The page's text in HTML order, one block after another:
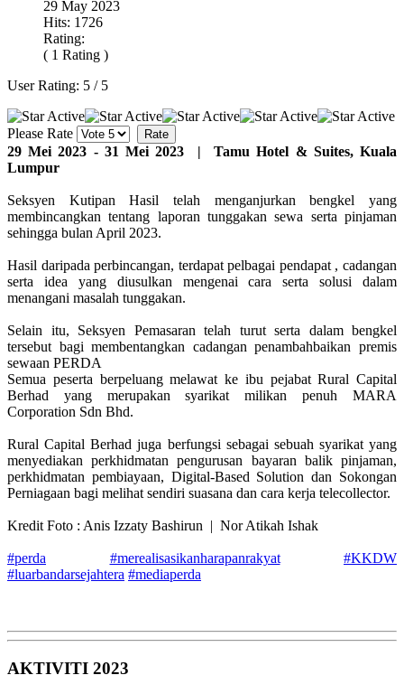
29 May 2023
Hits: 1726
Rating:
( 1 Rating )
User Rating: 5 / 5
Please Rate
29 Mei 2023 - 31 Mei 2023 | Tamu Hotel & Suites, Kuala
Lumpur
Seksyen Kutipan Hasil telah menganjurkan bengkel yang
membincangkan tentang laporan tunggakan sewa serta pinjaman
sehingga bulan April 2023.
Hasil daripada perbincangan, terdapat pelbagai pendapat , cadangan
serta idea yang diusulkan mengenai cara serta solusi dalam
menangani masalah tunggakan.
Selain itu, Seksyen Pemasaran telah turut serta dalam bengkel
tersebut bagi membentangkan cadangan penambahbaikan premis
sewaan PERDA
Semua peserta berpeluang melawat ke ibu pejabat Rural Capital
Berhad yang merupakan syarikat milikan penuh MARA
Corporation Sdn Bhd.
Rural Capital Berhad juga berfungsi sebagai sebuah syarikat yang
menyediakan perkhidmatan pengurusan bayaran balik pinjaman,
perkhidmatan pembiayaan, Digital-Based Solution dan Sokongan
Perniagaan bagi melihat sendiri suasana dan cara kerja telecollector.
Kredit Foto : Anis Izzaty Bashirun | Nor Atikah Ishak
#perda #merealisasikanharapanrakyat
#KKDW
#luarbandarsejahtera #mediaperda
AKTIVITI 2023